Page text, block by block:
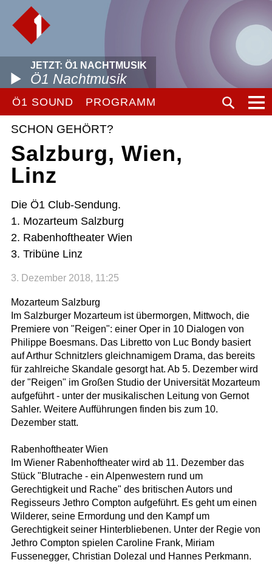
JETZT: Ö1 NACHTMUSIK
Ö1 Nachtmusik
Ö1 SOUND PROGRAMM
SCHON GEHÖRT?
Salzburg, Wien,
Linz
Die Ö1 Club-Sendung.
1. Mozarteum Salzburg
2. Rabenhoftheater Wien
3. Tribüne Linz
3. Dezember 2018, 11:25
Mozarteum Salzburg
Im Salzburger Mozarteum ist übermorgen, Mittwoch, die
Premiere von "Reigen": einer Oper in 10 Dialogen von
Philippe Boesmans. Das Libretto von Luc Bondy basiert
auf Arthur Schnitzlers gleichnamigem Drama, das bereits
für zahlreiche Skandale gesorgt hat. Ab 5. Dezember wird
der "Reigen" im Großen Studio der Universität Mozarteum
aufgeführt - unter der musikalischen Leitung von Gernot
Sahler. Weitere Aufführungen finden bis zum 10.
Dezember statt.
Rabenhoftheater Wien
Im Wiener Rabenhoftheater wird ab 11. Dezember das
Stück "Blutrache - ein Alpenwestern rund um
Gerechtigkeit und Rache" des britischen Autors und
Regisseurs Jethro Compton aufgeführt. Es geht um einen
Wilderer, seine Ermordung und den Kampf um
Gerechtigkeit seiner Hinterbliebenen. Unter der Regie von
Jethro Compton spielen Caroline Frank, Miriam
Fussenegger, Christian Dolezal und Hannes Perkmann.